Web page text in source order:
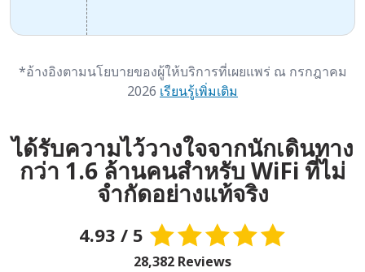
*อ้างอิงตามนโยบายของผู้ให้บริการที่เผยแพร่ ณ กรกฎาคม
2026 เรียนรู้เพิ่มเติม
ได้รับความไว้วางใจจากนักเดินทาง
กว่า 1.6 ล้านคนสำหรับ WiFi ที่ไม่
จำกัดอย่างแท้จริง
4.93 / 5
28,382 Reviews